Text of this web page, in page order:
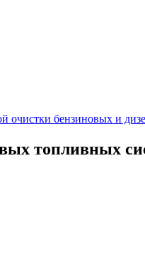
очистки бензиновых и
топливных